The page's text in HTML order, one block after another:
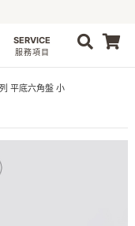
SERVICE
服務項目
平底六角盤 小